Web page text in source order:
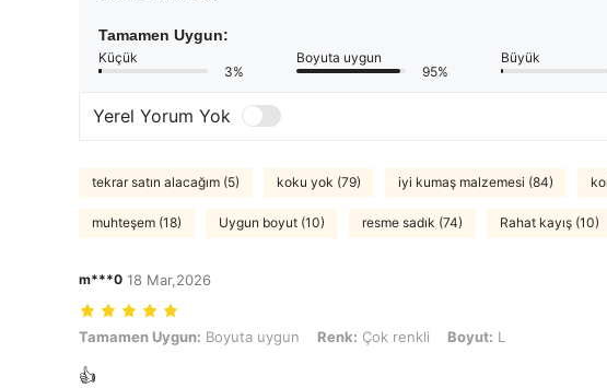
Tamamen Uygun:
Küçük
3%
Boyuta uygun
95%
Büyük
Yerel Yorum Yok
tekrar satın alacağım (5) koku yok (79) iyi kumaş malzemesi (84)
muhteşem (18) Uygun boyut (10) resme sadık (74) Rahat kayış (10)
m***0 18 Mar,2026
Tamamen Uygun: Boyuta uygun, Renk: Çok renkli, Boyut: L
Tamamen Uygun: Boyuta uygun Renk: Çok renkli Boyut: L
👍